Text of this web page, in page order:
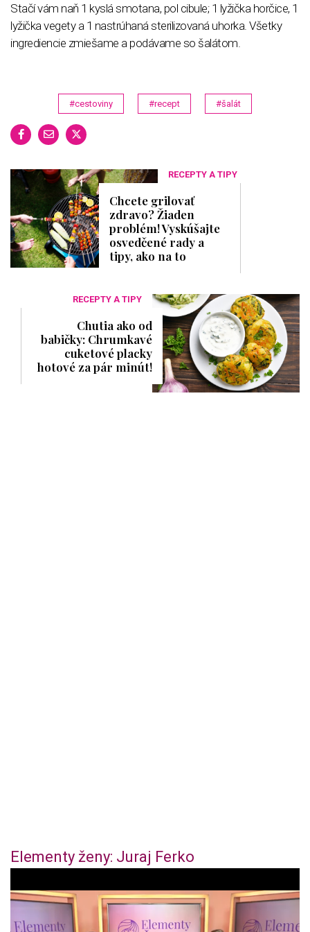
Stačí vám naň 1 kyslá smotana, pol cibule; 1 lyžička horčice, 1
lyžička vegety a 1 nastrúhaná sterilizovaná uhorka. Všetky
ingrediencie zmiešame a podávame so šalátom.
#cestoviny #recept #šalát
RECEPTY A TIPY
Chcete grilovať
zdravo? Žiaden
problém! Vyskúšajte
osvedčené rady a
tipy, ako na to
RECEPTY A TIPY
Chutia ako od
babičky: Chrumkavé
cuketové placky
hotové za pár minút!
Elementy ženy: Juraj Ferko
f
m